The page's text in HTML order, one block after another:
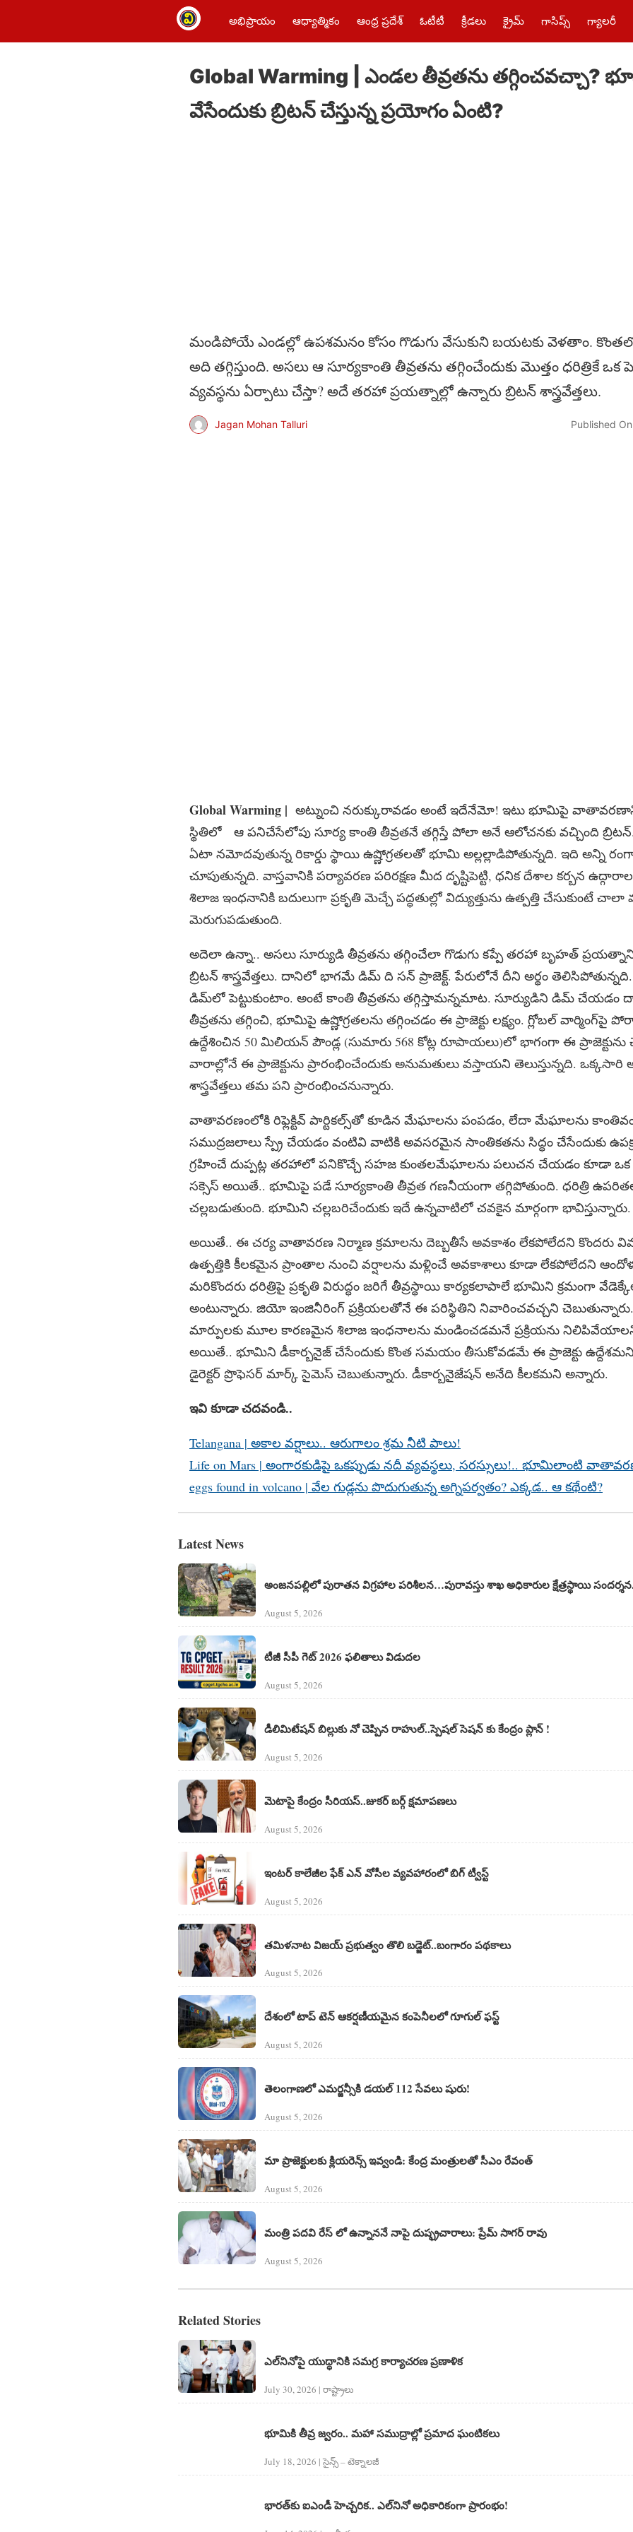
అభిప్రాయం ఆధ్యాత్మికం ఆంధ్ర ప్రదేశ్ ఓటీటీ క్రీడలు క్రైమ్‌ గాసిప్స్ గ్యాలరీ
Global Warming | ఎండల తీవ్రతను తగ్గించవచ్చా?
వేసేందుకు బ్రిటన్‌ చేస్తున్న ప్రయోగం ఏంటి?
మండిపోయే ఎండల్లో ఉపశమనం కోసం గొడుగు వేసుకుని బయటకు వెళతాం.
అది తగ్గిస్తుంది. అసలు ఆ సూర్యకాంతి తీవ్రతను తగ్గించేందుకు మొత్తం ధరిత్రికే
వ్యవస్థను ఏర్పాటు చేస్తా? అదే తరహా ప్రయత్నాల్లో ఉన్నారు బ్రిటన్‌ శాస్త్రవేత్తలు.
Jagan Mohan Talluri Published
Global Warming | అట్నుంచి నరుక్కురావడం అంటే ఇదేనేమో! ఇటు భూమిపై
స్థితిలో ఆ పనిచేసేలోపు సూర్య కాంతి తీవ్రతనే తగ్గిస్తే పోలా అనే ఆలోచనకు వచ్చింది బ్రిటన్‌.
ఏటా నమోదవుతున్న రికార్డు స్థాయి ఉష్ణోగ్రతలతో భూమి అల్లల్లాడిపోతున్నది. ఇది అన్ని
చూపుతున్నది. వాస్తవానికి పర్యావరణ పరిరక్షణ మీద దృష్టిపెట్టి, ధనిక దేశాల కర్బన
శిలాజ ఇంధనానికి బదులుగా ప్రకృతి మెచ్చే పద్ధతుల్లో విద్యుత్తును ఉత్పత్తి చేసుకుంటే చాలా
మెరుగుపడుతుంది.
అదెలా ఉన్నా.. అసలు సూర్యుడి తీవ్రతను తగ్గించేలా గొడుగు కప్పే తరహా బృహత్‌
బ్రిటన్‌ శాస్త్రవేత్తలు. దానిలో భాగమే డిమ్‌ ది సన్‌ ప్రాజెక్ట్‌. పేరులోనే దీని అర్థం
డిమ్‌లో పెట్టుకుంటాం. అంటే కాంతి తీవ్రతను తగ్గిస్తామన్నమాట. సూర్యుడిని డిమ్‌ చేయడం
తీవ్రతను తగ్గించి, భూమిపై ఉష్ణోగ్రతలను తగ్గించడం ఈ ప్రాజెక్టు లక్ష్యం. గ్లోబల్‌ వార్మింగ్‌పై
ఉద్దేశించిన 50 మిలియన్‌ పౌండ్ల (సుమారు 568 కోట్ల రూపాయలు)లో భాగంగా ఈ ప్రాజెక్టును
వారాల్లోనే ఈ ప్రాజెక్టును ప్రారంభించేందుకు అనుమతులు వస్తాయని తెలుస్తున్నది.
శాస్త్రవేత్తలు తమ పని ప్రారంభించనున్నారు.
వాతావరణంలోకి రిఫ్లెక్టివ్‌ పార్టికల్స్‌తో కూడిన మేఘాలను పంపడం, లేదా మేఘాలను
సముద్రజలాలు స్ప్రే చేయడం వంటివి వాటికి అవసరమైన సాంతికతను సిద్ధం చేసేందుకు
గ్రహించే దుప్పట్ల తరహాలో పనికొచ్చే సహజ కుంతలమేఘాలను పలుచన చేయడం కూడా
సక్సెస్‌ అయితే.. భూమిపై పడే సూర్యకాంతి తీవ్రత గణనీయంగా తగ్గిపోతుంది. ధరిత్రి
చల్లబడుతుంది. భూమిని చల్లబరిచేందుకు ఇదే ఉన్నవాటిలో చవకైన మార్గంగా భావిస్తున్నారు.
అయితే.. ఈ చర్య వాతావరణ నిర్మాణ క్రమాలను దెబ్బతీసే అవకాశం లేకపోలేదని కొందరు
ఉత్పత్తికి కీలకమైన ప్రాంతాల నుంచి వర్షాలను మళ్లించే అవకాశాలు కూడా లేకపోలేదని ఆందోళన
మరికొందరు ధరిత్రిపై ప్రకృతి విరుద్ధం జరిగే తీవ్రస్థాయి కార్యకలాపాలే భూమిని క్రమంగా
అంటున్నారు. జియో ఇంజినీరింగ్‌ ప్రక్రియలతోనే ఈ పరిస్థితిని నివారించవచ్చని
మార్పులకు మూల కారణమైన శిలాజ ఇంధనాలను మండించడమనే ప్రక్రియను నిలిపివేయాలని
అయితే.. భూమిని డీకార్బనైజ్‌ చేసేందుకు కొంత సమయం తీసుకోవడమే ఈ ప్రాజెక్టు ఉద్దేశమని
డైరెక్టర్‌ ప్రొఫెసర్‌ మార్క్‌ సైమెస్‌ చెబుతున్నారు. డీకార్బనైజేషన్‌ అనేది కీలకమని అన్నారు.
ఇవి కూడా చదవండి..
Telangana | అకాల వర్షాలు.. ఆరుగాలం శ్రమ నీటి పాలు!
Life on Mars | అంగారకుడిపై ఒకప్పుడు నదీ వ్యవస్థలు, సరస్సులు!.. భూమిలాంటి
eggs found in volcano | వేల గుడ్లను పొదుగుతున్న అగ్నిపర్వతం? ఎక్కడ.. ఆ కథేంటి?
Latest News
అంజనపల్లిలో పురాతన విగ్రహాల పరిశీలన…పురావస్తు శాఖ అధికారుల క్షేత్రస్థాయి
August 5, 2026
టీజీ సీపీ గెట్ 2026 ఫలితాలు విడుదల
August 5, 2026
డీలిమిటేషన్ బిల్లుకు నో చెప్పిన రాహుల్..స్పెషల్ సెషన్ కు కేంద్రం ప్లాన్ !
August 5, 2026
మెటాపై కేంద్రం సీరియస్..జుకర్ బర్గ్ క్షమాపణలు
August 5, 2026
ఇంటర్ కాలేజీల ఫేక్ ఎన్ వోసీల వ్యవహారంలో బిగ్ ట్వీస్ట్
August 5, 2026
తమిళనాట విజయ్ ప్రభుత్వం తొలి బడ్జెట్‌..బంగారం పథకాలు
August 5, 2026
దేశంలో టాప్ టెన్ ఆకర్షణీయమైన కంపెనీలలో గూగుల్‌ ఫస్ట్‌
August 5, 2026
తెలంగాణలో ఎమర్జన్సీకి డయల్ 112 సేవలు షురు!
August 5, 2026
మా ప్రాజెక్టులకు క్లియరెన్స్ ఇవ్వండి: కేంద్ర మంత్రులతో సీఎం రేవంత్
August 5, 2026
మంత్రి పదవి రేస్ లో ఉన్నాననే నాపై దుష్ఫ్రచారాలు: ప్రేమ్ సాగర్ రావు
August 5, 2026
Related Stories
ఎల్‌నినోపై యుద్ధానికి సమగ్ర కార్యాచరణ ప్రణాళిక
July 30, 2026 | రాష్ట్రాలు
భూమికి తీవ్ర జ్వరం.. మహా సముద్రాల్లో ప్రమాద ఘంటికలు
July 18, 2026 | సైన్స్​ – టెక్నాలజీ
భారత్‌కు ఐఎండీ హెచ్చరిక.. ఎల్‌నినో అధికారికంగా ప్రారంభం!